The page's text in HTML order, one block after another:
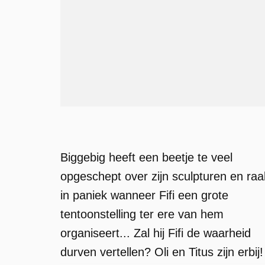
Biggebig heeft een beetje te veel
opgeschept over zijn sculpturen en
in paniek wanneer Fifi een grote
tentoonstelling ter ere van hem
organiseert... Zal hij Fifi de waarheid
durven vertellen? Oli en Titus zijn erbij!